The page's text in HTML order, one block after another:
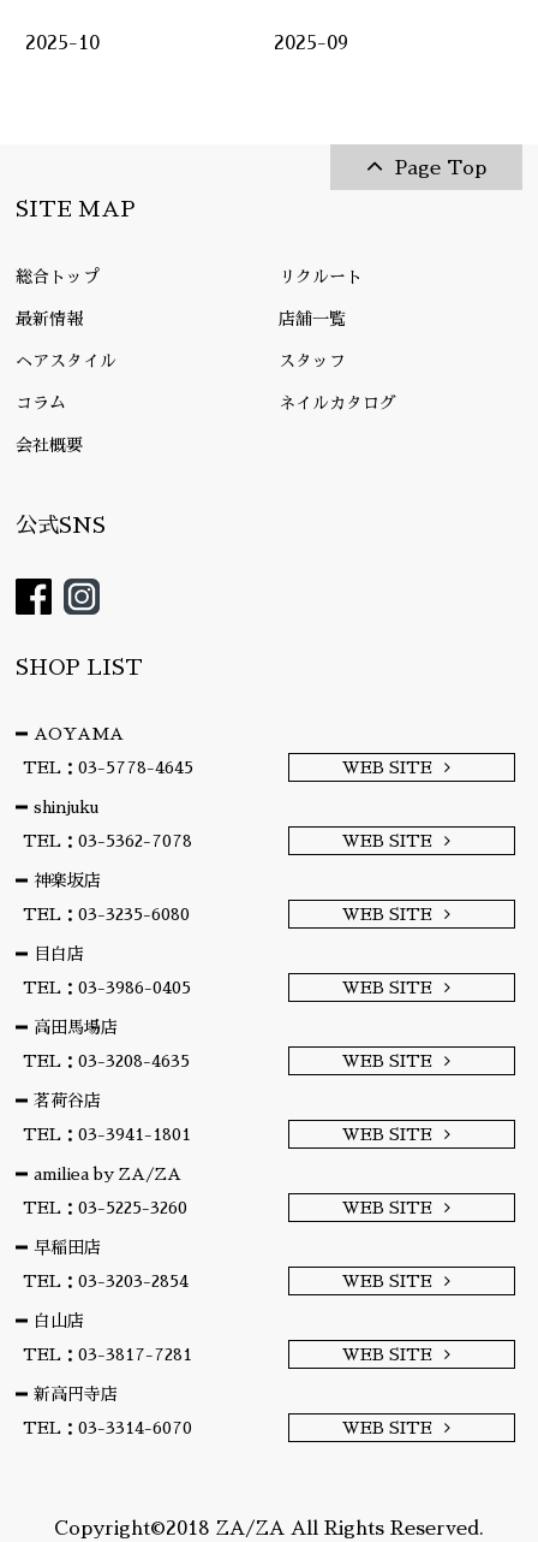
2025-10 2025-09
Page Top
SITE MAP
総合トップ リクルート
最新情報 店舗一覧
ヘアスタイル スタッフ
コラム ネイルカタログ
会社概要
公式SNS
SHOP LIST
AOYAMA
TEL：03-5778-4645
WEB SITE
shinjuku
TEL：03-5362-7078
WEB SITE
神楽坂店
TEL：03-3235-6080
WEB SITE
目白店
TEL：03-3986-0405
WEB SITE
高田馬場店
TEL：03-3208-4635
WEB SITE
茗荷谷店
TEL：03-3941-1801
WEB SITE
amiliea by ZA/ZA
TEL：03-5225-3260
WEB SITE
早稲田店
TEL：03-3203-2854
WEB SITE
白山店
TEL：03-3817-7281
WEB SITE
新高円寺店
TEL：03-3314-6070
WEB SITE
Copyright©2018 ZA/ZA All Rights Reserved.